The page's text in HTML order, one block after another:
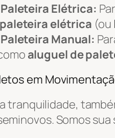
Elétrica:
elétrica (ou
Manual:
aluguel de
em
tranquilidade,
Somos